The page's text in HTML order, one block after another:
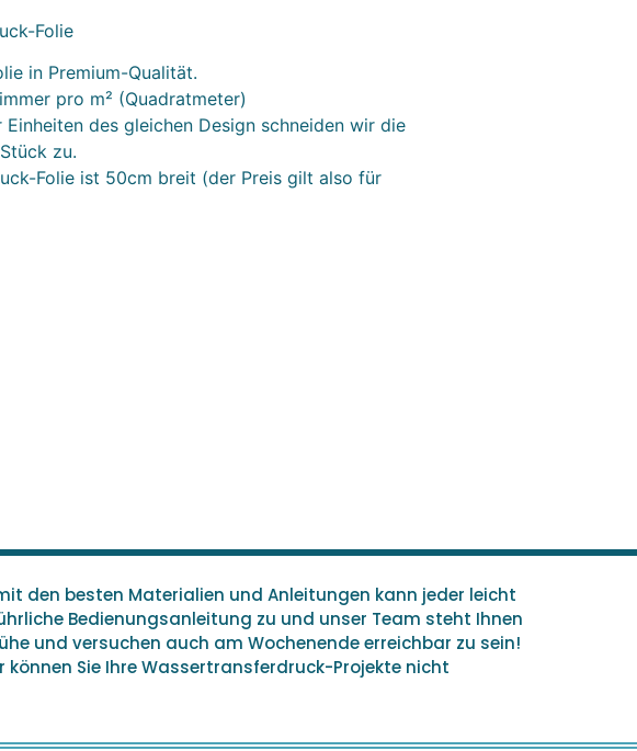
Folie
in Premium-Qualität.
pro m² (Quadratmeter)
Einheiten des gleichen Design schneiden wir die
zu.
Folie ist 50cm breit (der Preis gilt also für
den besten Materialien und Anleitungen kann jeder leicht
Bedienungsanleitung zu und unser Team steht Ihnen
und versuchen auch am Wochenende erreichbar zu sein!
Sie Ihre Wassertransferdruck-Projekte nicht